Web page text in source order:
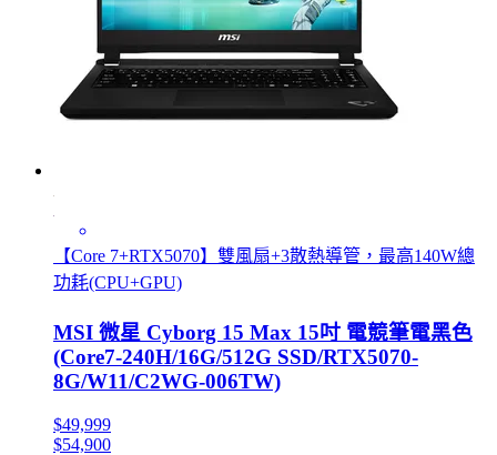
【Core 7+RTX5070】雙風扇+3散熱導管，最高140W總
功耗(CPU+GPU)
MSI 微星 Cyborg 15 Max 15吋 電競筆電黑色
(Core7-240H/16G/512G SSD/RTX5070-
8G/W11/C2WG-006TW)
$49,999
$54,900